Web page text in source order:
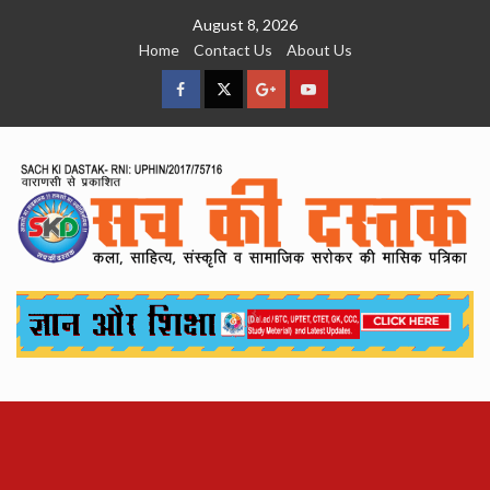
August 8, 2026
Home
Contact Us About Us
facebookTwitterGoogleYouTube